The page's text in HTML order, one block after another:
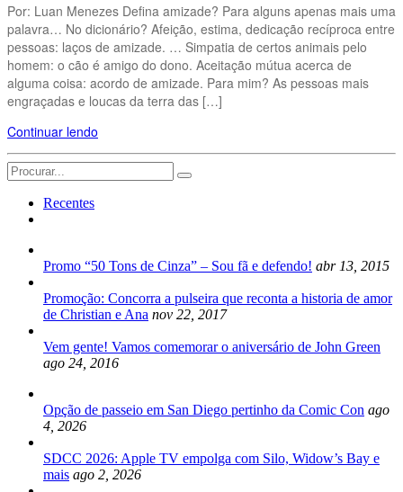
Por: Luan Menezes Defina amizade? Para alguns apenas mais uma
palavra… No dicionário? Afeição, estima, dedicação recíproca entre
pessoas: laços de amizade. … Simpatia de certos animais pelo
homem: o cão é amigo do dono. Aceitação mútua acerca de
alguma coisa: acordo de amizade. Para mim? As pessoas mais
engraçadas e loucas da terra das […]
Continuar lendo
Search
for:
Recentes
Promo “50 Tons de Cinza” – Sou fã e defendo! abr 13, 2015
Promoção: Concorra a pulseira que reconta a historia de amor
de Christian e Ana nov 22, 2017
Vem gente! Vamos comemorar o aniversário de John Green
ago 24, 2016
Opção de passeio em San Diego pertinho da Comic Con ago
4, 2026
SDCC 2026: Apple TV empolga com Silo, Widow’s Bay e
mais ago 2, 2026